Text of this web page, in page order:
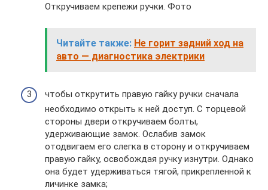
Откручиваем крепежи ручки. Фото
Читайте также: Не горит задний ход на
авто — диагностика электрики
чтобы открутить правую гайку ручки сначала
необходимо открыть к ней доступ. С торцевой
стороны двери откручиваем болты,
удерживающие замок. Ослабив замок
отодвигаем его слегка в сторону и откручиваем
правую гайку, освобождая ручку изнутри. Однако
она будет удерживаться тягой, прикрепленной к
личинке замка;